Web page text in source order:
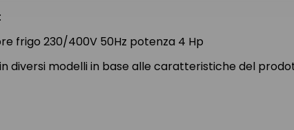
frigo 230/400V 50Hz potenza 4 Hp
diversi modelli in base alle caratteristiche del